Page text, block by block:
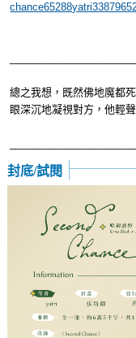
總之我想，既然佛地魔都
眼深沉地凝視對方，他輕
封底/試閱